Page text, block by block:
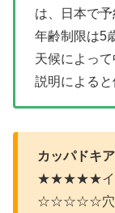
は、日本で
年齢制限は5
天候によっ
説明による
カッパドキ
★★★★★イ
☆☆☆☆☆穴